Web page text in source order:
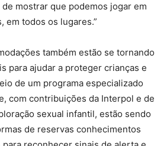
mostrar que podemos jogar em
em todos os lugares.”
também estão se tornando
para ajudar a proteger crianças e
de um programa especializado
com contribuições da Interpol e de
sexual infantil, estão sendo
de reservas conhecimentos